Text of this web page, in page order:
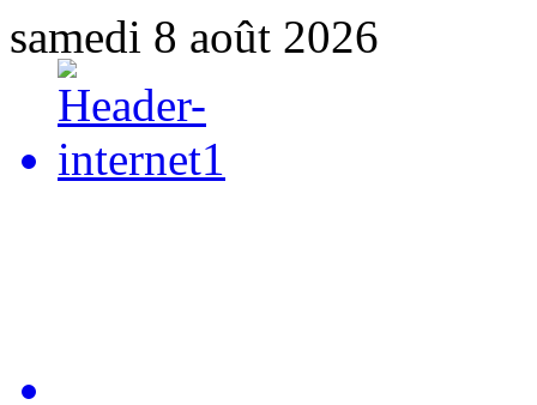
samedi 8 août 2026